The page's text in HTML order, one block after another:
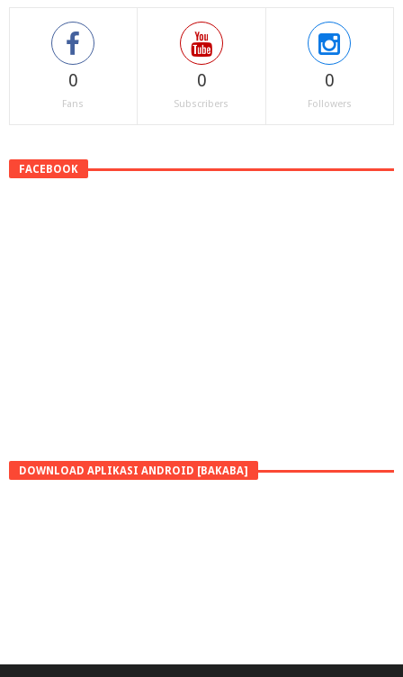
0
Fans
0
Subscribers
0
Followers
FACEBOOK
DOWNLOAD APLIKASI ANDROID [BAKABA]